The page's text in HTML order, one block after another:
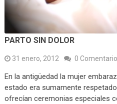
PARTO SIN DOLOR
31 enero, 2012 0
En la antigüedad la mujer
estado era sumamente
ofrecían ceremonias especiales